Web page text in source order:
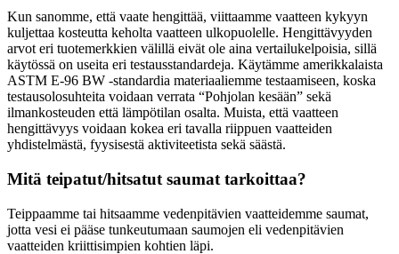
Kun sanomme, että vaate hengittää, viittaamme vaatteen kykyyn
kuljettaa kosteutta keholta vaatteen ulkopuolelle. Hengittävyyden
arvot eri tuotemerkkien välillä eivät ole aina vertailukelpoisia, sillä
käytössä on useita eri testausstandardeja. Käytämme amerikkalaista
ASTM E-96 BW -standardia materiaaliemme testaamiseen, koska
testausolosuhteita voidaan verrata “Pohjolan kesään” sekä
ilmankosteuden että lämpötilan osalta. Muista, että vaatteen
hengittävyys voidaan kokea eri tavalla riippuen vaatteiden
yhdistelmästä, fyysisestä aktiviteetista sekä säästä.
Mitä teipatut/hitsatut saumat tarkoittaa?
Teippaamme tai hitsaamme vedenpitävien vaatteidemme saumat,
jotta vesi ei pääse tunkeutumaan saumojen eli vedenpitävien
vaatteiden kriittisimpien kohtien läpi.